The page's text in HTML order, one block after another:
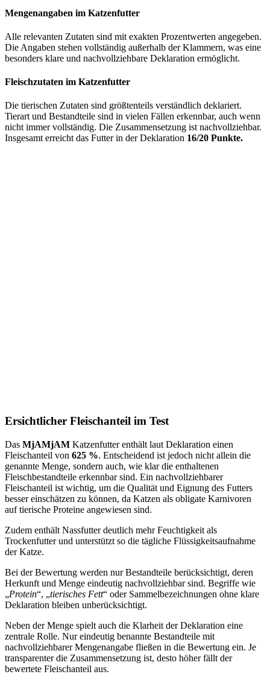
Mengenangaben im Katzenfutter
Alle relevanten Zutaten sind mit exakten Prozentwerten angegeben.
Die Angaben stehen vollständig außerhalb der Klammern, was eine
besonders klare und nachvollziehbare Deklaration ermöglicht.
Fleischzutaten im Katzenfutter
Die tierischen Zutaten sind größtenteils verständlich deklariert.
Tierart und Bestandteile sind in vielen Fällen erkennbar, auch wenn
nicht immer vollständig. Die Zusammensetzung ist nachvollziehbar.
Insgesamt erreicht das Futter in der Deklaration 16/20 Punkte.
Ersichtlicher Fleischanteil im Test
Das MjAMjAM Katzenfutter enthält laut Deklaration einen
Fleischanteil von 625 %. Entscheidend ist jedoch nicht allein die
genannte Menge, sondern auch, wie klar die enthaltenen
Fleischbestandteile erkennbar sind. Ein nachvollziehbarer
Fleischanteil ist wichtig, um die Qualität und Eignung des Futters
besser einschätzen zu können, da Katzen als obligate Karnivoren
auf tierische Proteine angewiesen sind.
Zudem enthält Nassfutter deutlich mehr Feuchtigkeit als
Trockenfutter und unterstützt so die tägliche Flüssigkeitsaufnahme
der Katze.
Bei der Bewertung werden nur Bestandteile berücksichtigt, deren
Herkunft und Menge eindeutig nachvollziehbar sind. Begriffe wie
„Protein“, „tierisches Fett“ oder Sammelbezeichnungen ohne klare
Deklaration bleiben unberücksichtigt.
Neben der Menge spielt auch die Klarheit der Deklaration eine
zentrale Rolle. Nur eindeutig benannte Bestandteile mit
nachvollziehbarer Mengenangabe fließen in die Bewertung ein. Je
transparenter die Zusammensetzung ist, desto höher fällt der
bewertete Fleischanteil aus.